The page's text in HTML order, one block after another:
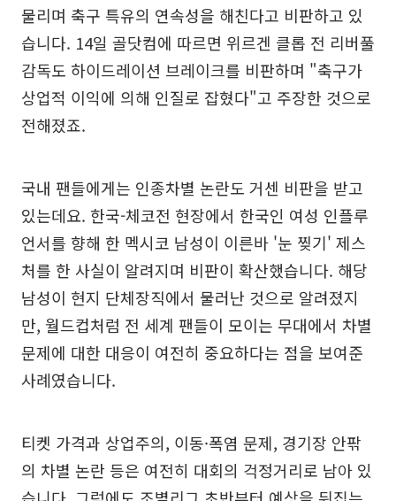
물리며 축구 특유의 연속성을 해친다고 비판하고 있
습니다. 14일 골닷컴에 따르면 위르겐 클롭 전 리버풀
감독도 하이드레이션 브레이크를 비판하며 "축구가
상업적 이익에 의해 인질로 잡혔다"고 주장한 것으로
전해졌죠.
국내 팬들에게는 인종차별 논란도 거센 비판을 받고
있는데요. 한국-체코전 현장에서 한국인 여성 인플루
언서를 향해 한 멕시코 남성이 이른바 '눈 찢기' 제스
처를 한 사실이 알려지며 비판이 확산했습니다. 해당
남성이 현지 단체장직에서 물러난 것으로 알려졌지
만, 월드컵처럼 전 세계 팬들이 모이는 무대에서 차별
문제에 대한 대응이 여전히 중요하다는 점을 보여준
사례였습니다.
티켓 가격과 상업주의, 이동·폭염 문제, 경기장 안팎
의 차별 논란 등은 여전히 대회의 걱정거리로 남아 있